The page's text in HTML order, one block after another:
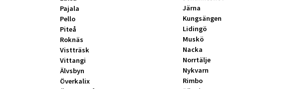
Pajala
Pello
Piteå
Roknäs
Vistträsk
Vittangi
Älvsbyn
Överkalix
Järna
Kungsängen
Lidingö
Muskö
Nacka
Norrtälje
Nykvarn
Rimbo